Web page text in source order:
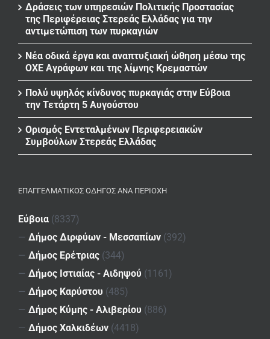
Δράσεις των υπηρεσιών Πολιτικής Προστασίας
της Περιφέρειας Στερεάς Ελλάδας για την
αντιμετώπιση των πυρκαγιών
Νέα οδικά έργα και αναπτυξιακή ώθηση μέσω της
ΟΧΕ Αγράφων και της λίμνης Κρεμαστών
Πολύ υψηλός κίνδυνος πυρκαγιάς στην Εύβοια
την Τετάρτη 5 Αυγούστου
Ορισμός Εντεταλμένων Περιφερειακών
Συμβούλων Στερεάς Ελλάδας
ΕΠΑΓΓΕΛΜΑΤΙΚΌΣ ΟΔΗΓΌΣ ΑΝΆ ΠΕΡΙΟΧΉ
Εύβοια (8337)
— Δήμος Διρφύων - Μεσσαπίων (392)
— Δήμος Ερέτριας (344)
— Δήμος Ιστιαίας - Αιδηψού (1161)
— Δήμος Καρύστου (485)
— Δήμος Κύμης - Αλιβερίου (886)
— Δήμος Χαλκιδέων (4418)